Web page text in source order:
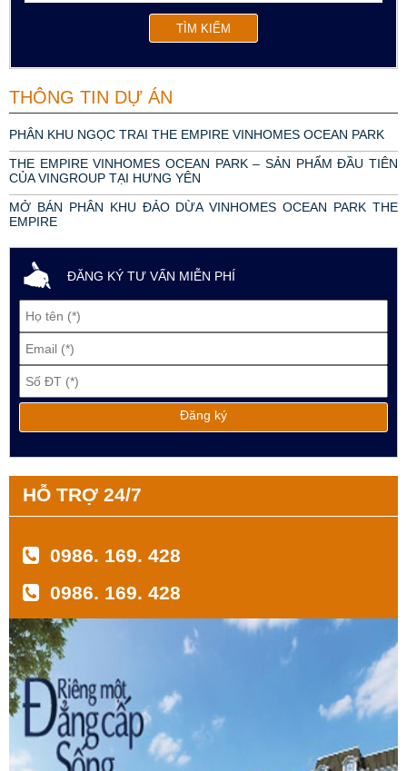
THÔNG TIN DỰ ÁN
PHÂN KHU NGỌC TRAI THE EMPIRE VINHOMES OCEAN PARK
THE EMPIRE VINHOMES OCEAN PARK – SẢN PHẨM ĐẦU TIÊN
CỦA VINGROUP TẠI HƯNG YÊN
MỞ BÁN PHÂN KHU ĐẢO DỪA VINHOMES OCEAN PARK THE
EMPIRE
ĐĂNG KÝ TƯ VẤN MIỄN PHÍ
HỖ TRỢ 24/7
0986. 169. 428
0986. 169. 428